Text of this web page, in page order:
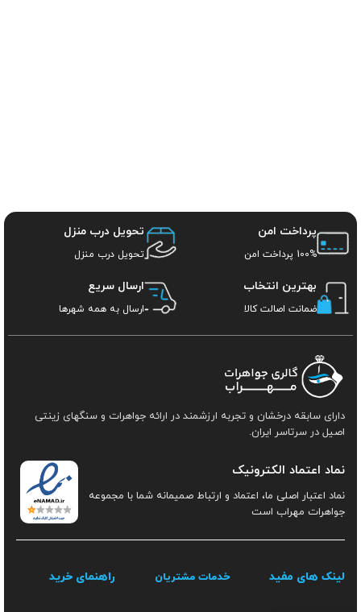
پرداخت امن
100% پرداخت امن
تحویل درب منزل
تحویل درب منزل
بهترین انتخاب
ضمانت اصالت کالا
ارسال سریع
ارسال به همه شهرها
دارای سابقه درخشان و تجربه ارزشمند در ارائه جواهرات و سنگهای زینتی
اصیل در سرتاسر ایران.
نماد اعتماد الکترونیک
نماد اعتبار اصلی ما، اعتماد و ارتباط صمیمانه شما با مجموعه
جواهرات مهراب است
لینک های مفید خدمات مشتریان راهنمای خرید